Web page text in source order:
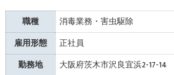
職種
消毒業務・害虫駆除
雇用形態
正社員
勤務地
大阪府茨木市沢良宜浜2-17-14